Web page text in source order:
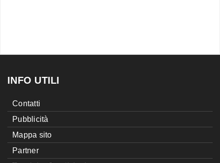
INFO UTILI
Contatti
Pubblicità
Mappa sito
Partner